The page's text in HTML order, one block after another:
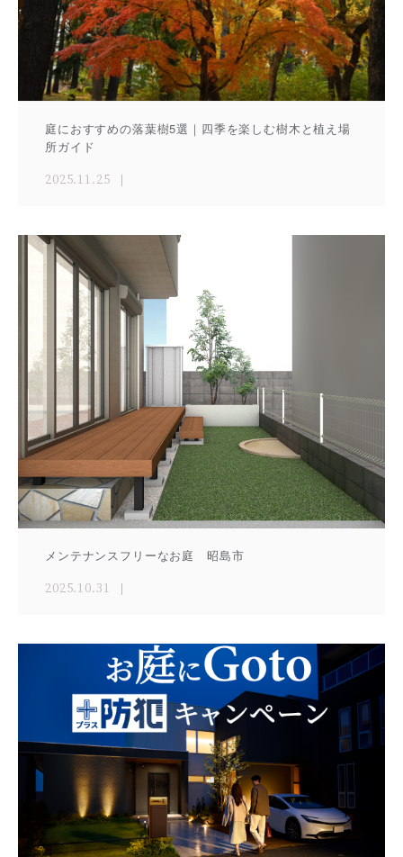
庭におすすめの落葉樹5選｜四季を楽しむ樹木と植え場
所ガイド
2025.11.25
メンテナンスフリーなお庭 昭島市
2025.10.31